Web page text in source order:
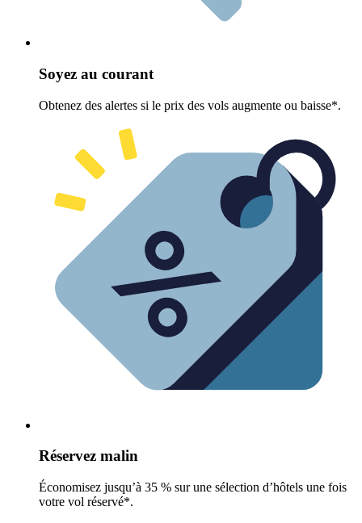
Soyez au courant
Obtenez des alertes si le prix des vols augmente ou baisse*.
Réservez malin
Économisez jusqu’à 35 % sur une sélection d’hôtels une fois
votre vol réservé*.